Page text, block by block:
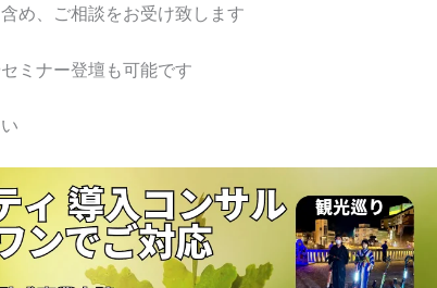
め、ご相談をお受け致します
ミナー登壇も可能です